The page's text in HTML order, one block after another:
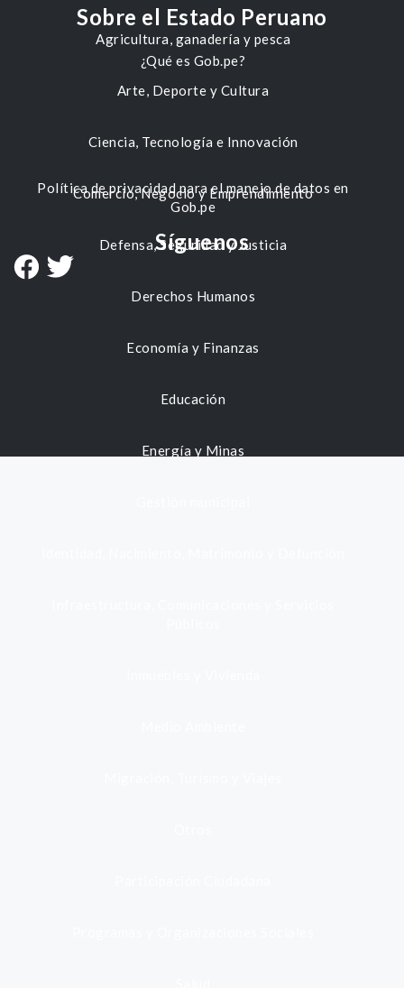
Agricultura, ganadería y pesca
Arte, Deporte y Cultura
Ciencia, Tecnología e Innovación
Comercio, Negocio y Emprendimiento
Defensa, Seguridad y Justicia
Derechos Humanos
Economía y Finanzas
Educación
Energía y Minas
Sobre el Estado Peruano
¿Qué es Gob.pe?
Política de privacidad para el manejo de datos en
Gob.pe
Síguenos